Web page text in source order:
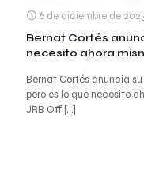
6 de diciembre de
Bernat Cortés
necesito ahora
Bernat Cortés anuncia
pero es lo que necesito
JRB Off […]